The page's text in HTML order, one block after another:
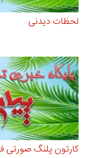
لحظات دیدنی
کارتون پلنگ صورتی فصل 1